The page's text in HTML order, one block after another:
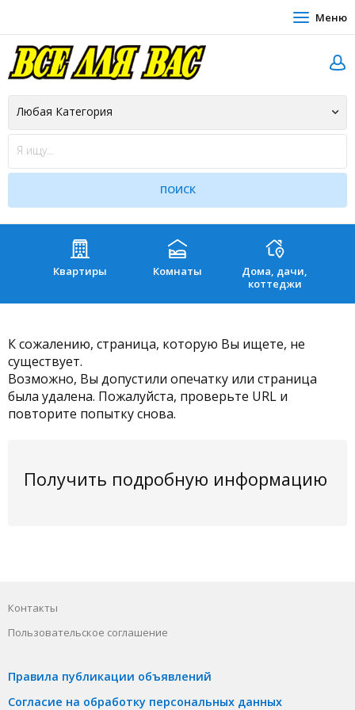
Меню
Квартиры Комнаты
Дома, дачи,
коттеджи
К сожалению, страница, которую Вы ищете, не
существует.
Возможно, Вы допустили опечатку или страница
была удалена. Пожалуйста, проверьте URL и
повторите попытку снова.
Получить подробную информацию
Контакты
Пользовательское соглашение
Правила публикации объявлений
Согласие на обработку персональных данных